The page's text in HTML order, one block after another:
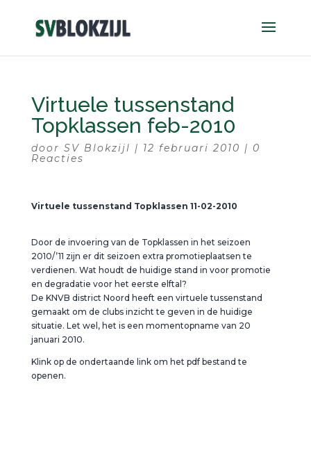
Virtuele tussenstand
Topklassen feb-2010
door SV Blokzijl | 12 februari 2010 | 0
Reacties
Virtuele tussenstand Topklassen 11-02-2010
Door de invoering van de Topklassen in het seizoen
2010/’11 zijn er dit seizoen extra promotieplaatsen te
verdienen. Wat houdt de huidige stand in voor promotie
en degradatie voor het eerste elftal?
De KNVB district Noord heeft een virtuele tussenstand
gemaakt om de clubs inzicht te geven in de huidige
situatie. Let wel, het is een momentopname van 20
januari 2010.
Klink op de ondertaande link om het pdf bestand te
openen.